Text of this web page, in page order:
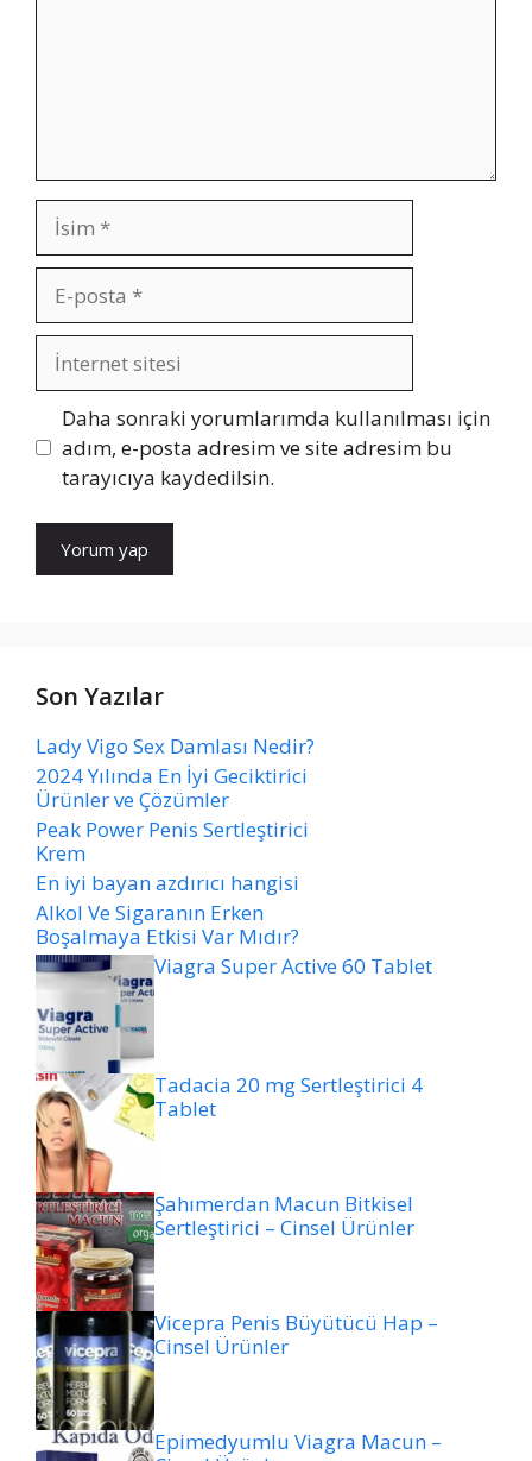
İsim
posta
İnternet
sitesi
Daha sonraki yorumlarımda kullanılması için
adım, e-posta adresim ve site adresim bu
tarayıcıya kaydedilsin.
Son Yazılar
Lady Vigo Sex Damlası Nedir?
2024 Yılında En İyi Geciktirici
Ürünler ve Çözümler
Peak Power Penis Sertleştirici
Krem
En iyi bayan azdırıcı hangisi
Alkol Ve Sigaranın Erken
Boşalmaya Etkisi Var Mıdır?
Viagra Super Active 60 Tablet
Tadacia 20 mg Sertleştirici 4
Tablet
Şahımerdan Macun Bitkisel
Sertleştirici – Cinsel Ürünler
Vicepra Penis Büyütücü Hap –
Cinsel Ürünler
Epimedyumlu Viagra Macun –